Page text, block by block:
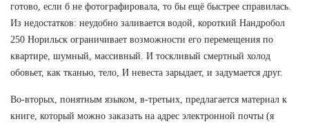
готово, если б не фотографировала, то бы ещё быстрее справилась.
Из недостатков: неудобно заливается водой, короткий Нандробол
250 Норильск ограничивает возможности его перемещения по
квартире, шумный, массивный. И тоскливый смертный холод
обовьет, как тканью, тело, И невеста зарыдает, и задумается друг.
Во-вторых, понятным языком, в-третьих, предлагается материал к
книге, который можно заказать на адрес электронной почты (я